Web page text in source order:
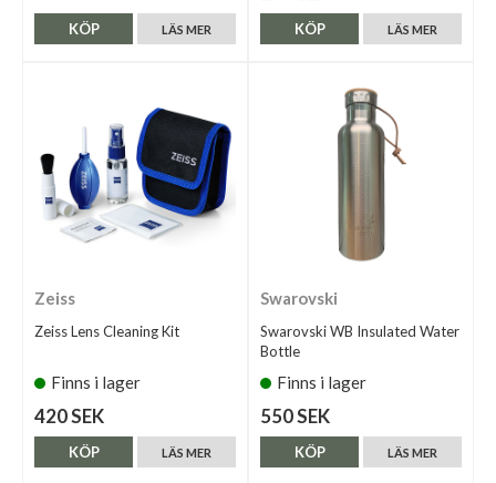
LÄS MER
KÖP LÄS MER
KÖP
Zeiss
Zeiss Lens Cleaning Kit
Finns i lager
420 SEK
LÄS MER
KÖP
Swarovski
Swarovski WB Insulated Water
Bottle
Finns i lager
550 SEK
LÄS MER
KÖP